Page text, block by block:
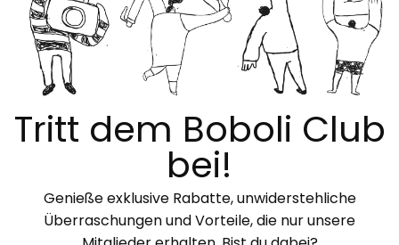
Tritt dem Boboli Club
bei!
Genieße exklusive Rabatte, unwiderstehliche
Überraschungen und Vorteile, die nur unsere